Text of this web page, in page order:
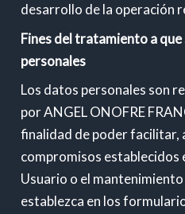
desarrollo de la operación
Fines del tratamiento a
personales
Los datos personales son
por ANGEL ONOFRE
finalidad de poder facilitar,
compromisos establecidos
Usuario o el
establezca en los